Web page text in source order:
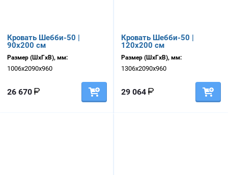
Кровать Шебби-50 |
90х200 см
Размер (ШхГхВ), мм:
1006х2090х960
26 670
Кровать Шебби-50 |
120х200 см
Размер (ШхГхВ), мм:
1306х2090х960
29 064